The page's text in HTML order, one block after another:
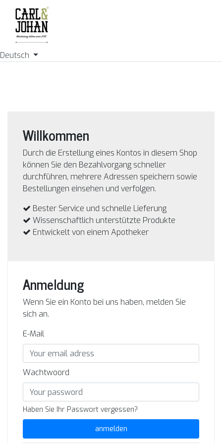
Deutsch
Willkommen
Durch die Erstellung eines Kontos in diesem Shop
können Sie den Bezahlvorgang schneller
durchführen, mehrere Adressen speichern sowie
Bestellungen einsehen und verfolgen.
Bester Service und schnelle Lieferung
Wissenschaftlich unterstützte Produkte
Entwickelt von einem Apotheker
Anmeldung
Wenn Sie ein Konto bei uns haben, melden Sie
sich an.
E-Mail
Wachtwoord
Haben Sie Ihr Passwort vergessen?
anmelden